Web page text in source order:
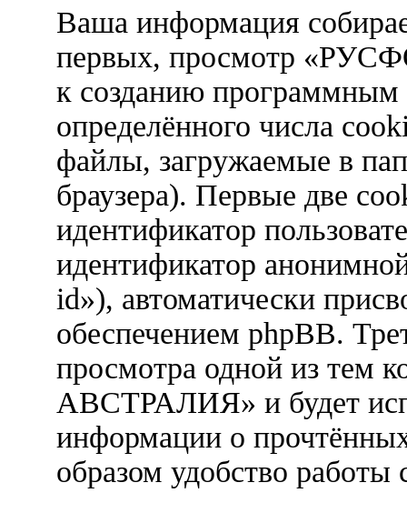
Ваша информация
первых, просмотр
к созданию программным
определённого числа
файлы, загружаемые в
браузера). Первые две
идентификатор
идентификатор
id»), автоматически
обеспечением phpBB.
просмотра одной из
АВСТРАЛИЯ» и будет
информации о
образом удобство